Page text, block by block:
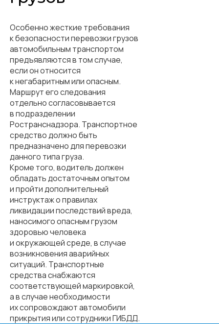
Особенно жесткие требования
к безопасности перевозки грузов
автомобильным транспортом
предъявляются в том случае,
если он относится
к негабаритным или опасным.
Маршрут его следования
отдельно согласовывается
в подразделении
Ространснадзора. Транспортное
средство должно быть
предназначено для перевозки
данного типа груза.
Кроме того, водитель должен
обладать достаточным опытом
и пройти дополнительный
инструктаж о правилах
ликвидации последствий вреда,
наносимого опасным грузом
здоровью человека
и окружающей среде, в случае
возникновения аварийных
ситуаций. Транспортные
средства снабжаются
соответствующей маркировкой,
а в случае необходимости
их сопровождают автомобили
прикрытия или сотрудники ГИБДД.